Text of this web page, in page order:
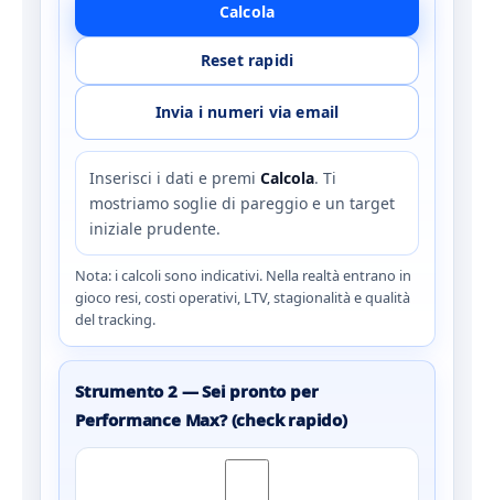
Calcola
Reset rapidi
Invia i numeri via email
Inserisci i dati e premi Calcola. Ti
mostriamo soglie di pareggio e un target
iniziale prudente.
Nota: i calcoli sono indicativi. Nella realtà entrano in
gioco resi, costi operativi, LTV, stagionalità e qualità
del tracking.
Strumento 2 — Sei pronto per
Performance Max? (check rapido)